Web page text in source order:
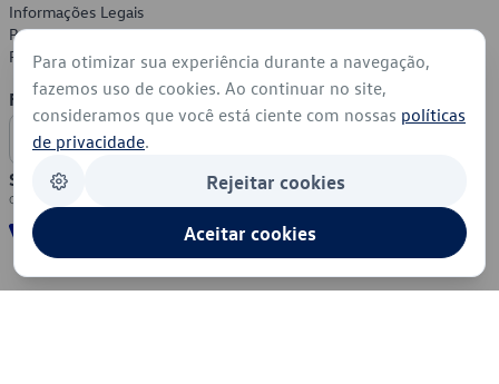
Informações Legais
Política de Privacidade
Política de Cookies
Formas de Pagamento
Segurança
Para otimizar sua experiência durante a navegação,
fazemos uso de cookies. Ao continuar no site,
consideramos que você está ciente com nossas políticas
de privacidade.
Rejeitar cookies
Aceitar cookies